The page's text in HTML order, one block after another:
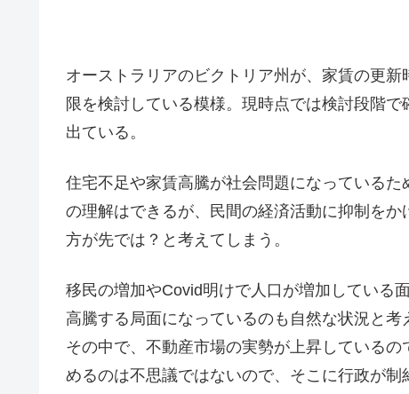
オーストラリアのビクトリア州が、家賃の更
限を検討している模様。現時点では検討段階
出ている。
住宅不足や家賃高騰が社会問題になっている
の理解はできるが、民間の経済活動に抑制を
方が先では？と考えてしまう。
移民の増加やCovid明けで人口が増加している
高騰する局面になっているのも自然な状況と考
その中で、不動産市場の実勢が上昇している
めるのは不思議ではないので、そこに行政が制